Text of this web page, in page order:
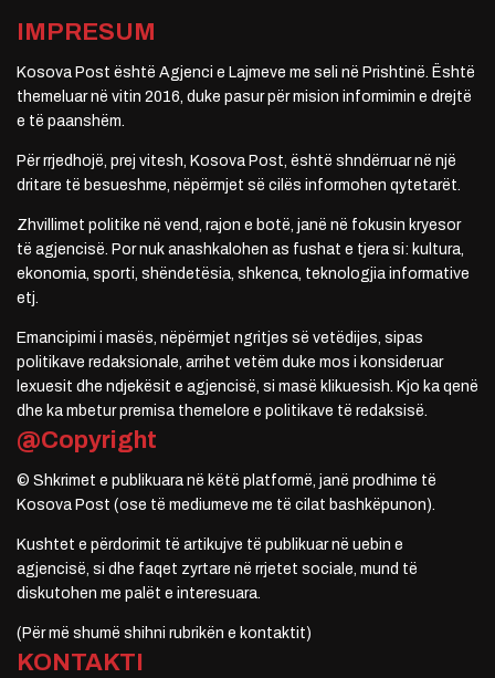
IMPRESUM
Kosova Post është Agjenci e Lajmeve me seli në Prishtinë. Është
themeluar në vitin 2016, duke pasur për mision informimin e drejtë
e të paanshëm.
Për rrjedhojë, prej vitesh, Kosova Post, është shndërruar në një
dritare të besueshme, nëpërmjet së cilës informohen qytetarët.
Zhvillimet politike në vend, rajon e botë, janë në fokusin kryesor
të agjencisë. Por nuk anashkalohen as fushat e tjera si: kultura,
ekonomia, sporti, shëndetësia, shkenca, teknologjia informative
etj.
Emancipimi i masës, nëpërmjet ngritjes së vetëdijes, sipas
politikave redaksionale, arrihet vetëm duke mos i konsideruar
lexuesit dhe ndjekësit e agjencisë, si masë klikuesish. Kjo ka qenë
dhe ka mbetur premisa themelore e politikave të redaksisë.
@Copyright
© Shkrimet e publikuara në këtë platformë, janë prodhime të
Kosova Post (ose të mediumeve me të cilat bashkëpunon).
Kushtet e përdorimit të artikujve të publikuar në uebin e
agjencisë, si dhe faqet zyrtare në rrjetet sociale, mund të
diskutohen me palët e interesuara.
(Për më shumë shihni rubrikën e kontaktit)
KONTAKTI